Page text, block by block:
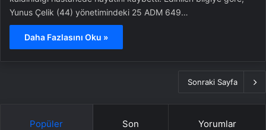
Yunus Çelik (44) yönetimindeki 25 ADM 649…
Daha Fazlasını Oku »
Sonraki Sayfa
Popüler Son Yorumlar